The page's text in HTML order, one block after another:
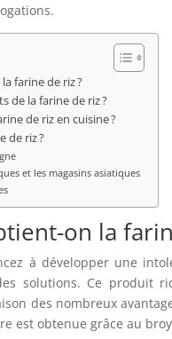
farine de riz ?
de la farine de riz ?
de riz en cuisine ?
de riz ?
et les magasins asiatiques
on la
à développer une
solutions. Ce produit
des nombreux
est obtenue grâce au